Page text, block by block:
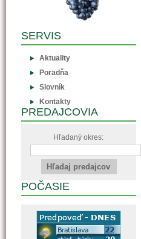
SERVIS
Aktuality
Poradňa
Slovník
Kontakty
PREDAJCOVIA
Hľadaný okres:
POČASIE